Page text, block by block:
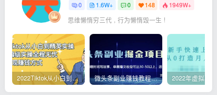
0 1.6W+ 0 148 1949W+
思维懒惰穷三代 , 行为懒惰毁一生 !
2022Tiktok从小白到精英实操，0-1保姆级实操全程无忧，多种变现赚钱方式 微头条副业赚钱教程，项目单号单天做到50-100+收益